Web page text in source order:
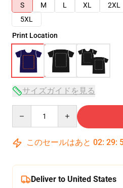
S
M L XL 2XL
5XL
Print Location
サイズガイドを見る
このセールはあと 02: 29:
Deliver to United States